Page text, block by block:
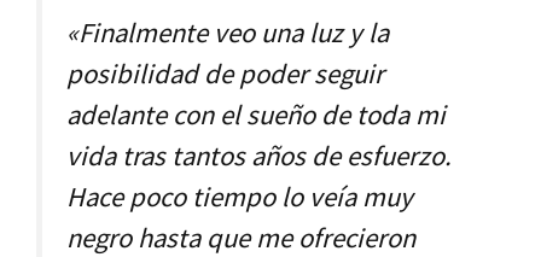
«Finalmente veo una luz y la
posibilidad de poder seguir
adelante con el sueño de toda mi
vida tras tantos años de esfuerzo.
Hace poco tiempo lo veía muy
negro hasta que me ofrecieron